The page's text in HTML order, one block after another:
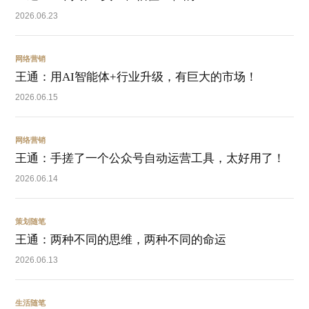
2026.06.23
网络营销
王通：用AI智能体+行业升级，有巨大的市场！
2026.06.15
网络营销
王通：手搓了一个公众号自动运营工具，太好用了！
2026.06.14
策划随笔
王通：两种不同的思维，两种不同的命运
2026.06.13
生活随笔